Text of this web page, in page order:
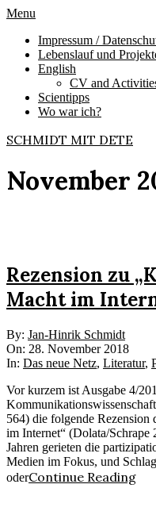
Skip
content
Primary
Menu
Menu
Impressum /
Lebenslauf und
English
CV and
Scientipps
Wo war ich?
SCHMIDT MIT DETE
November
Rezension zu
Macht im
2018-
11-
28
By: Jan-Hinrik Schmidt
On: 28. November 2018
In: Das neue Netz, Literatur,
Vor kurzem ist Ausgabe 4/
564) die folgende
im Internet“ (Dolata/Schrape
Jahren gerieten die
Medien im Fokus, und
oderContinue Reading